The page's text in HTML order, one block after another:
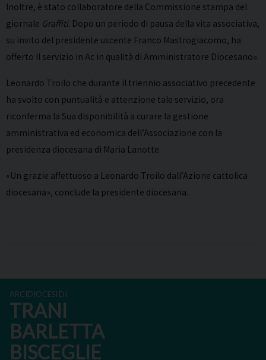
Inoltre, è stato collaboratore della Commissione stampa del
giornale Graffiti. Dopo un periodo di pausa della vita associativa,
su invito del presidente uscente Franco Mastrogiacomo, ha
offerto il servizio in Ac in qualità di Amministratore Diocesano».
Leonardo Troilo che durante il triennio associativo precedente
ha svolto con puntualità e attenzione tale servizio, ora
riconferma la Sua disponibilità a curare la gestione
amministrativa ed economica dell’Associazione con la
presidenza diocesana di Maria Lanotte.
«Un grazie affettuoso a Leonardo Troilo dall’Azione cattolica
diocesana», conclude la presidente diocesana.
ARCIDIOCESI DI
TRANI
BARLETTA
BISCEGLIE